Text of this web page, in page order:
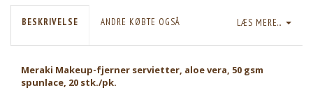
LÆS MERE...
BESKRIVELSE ANDRE KØBTE OGSÅ
Meraki Makeup-fjerner servietter, aloe vera, 50 gsm
spunlace, 20 stk./pk.